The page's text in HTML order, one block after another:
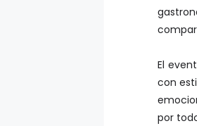
El
con
por